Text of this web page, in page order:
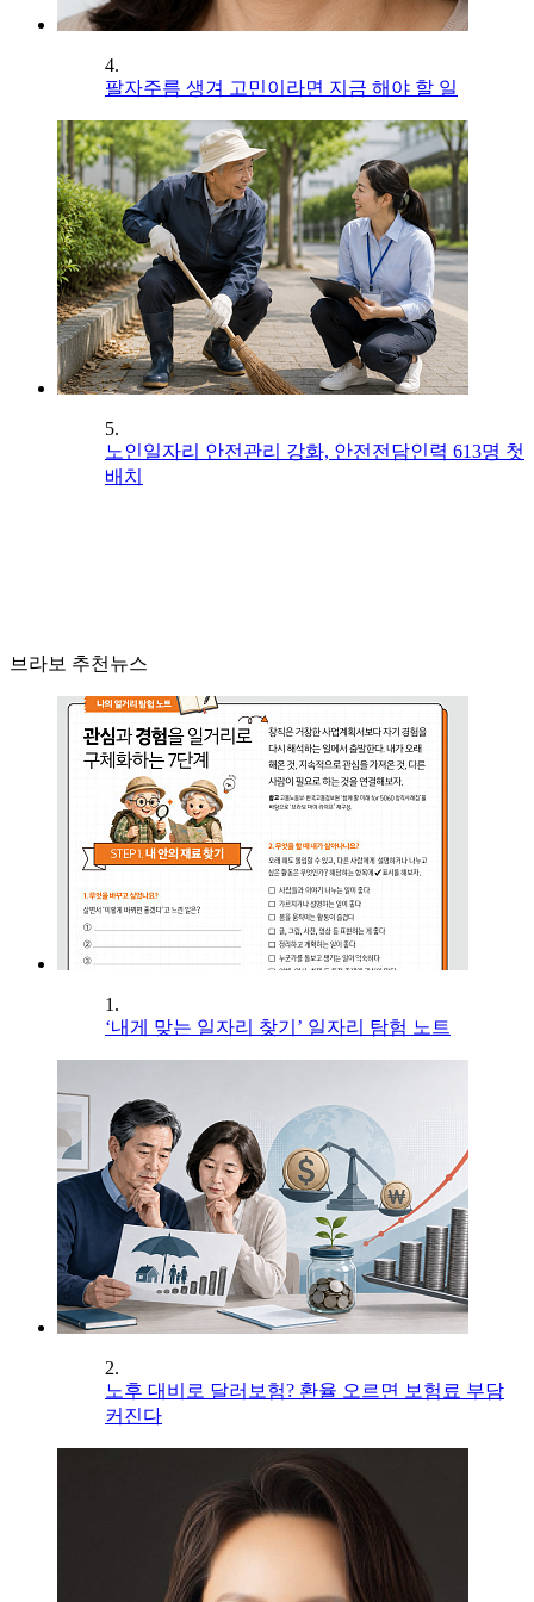
4.
팔자주름 생겨 고민이라면 지금 해야 할 일
5.
노인일자리 안전관리 강화, 안전전담인력 613명 첫
배치
브라보 추천뉴스
1.
‘내게 맞는 일자리 찾기’ 일자리 탐험 노트
2.
노후 대비로 달러보험? 환율 오르면 보험료 부담
커진다